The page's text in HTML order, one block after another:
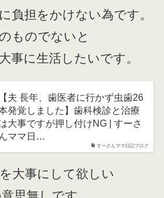
負担をかけない為です。
ものでないと
事に生活したいです。
すーさんママ日記ブログ
【夫 長年、歯医者に行かず虫歯26
発覚しました】歯科検診と治療
大事ですが押し付けNG | すーさ
んママ日…
大事にして欲しい